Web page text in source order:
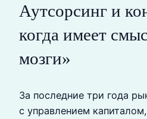
Аутсорсинг и
когда имеет
мозги»
За последние три года
с управлением